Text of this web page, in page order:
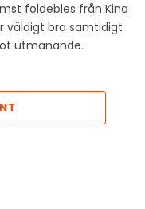
foldebles från Kina
väldigt bra samtidigt
utmanande.